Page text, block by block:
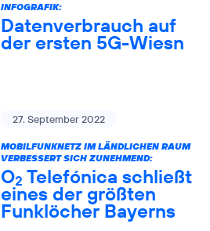
INFOGRAFIK:
Datenverbrauch auf
der ersten 5G-Wiesn
27. September 2022
MOBILFUNKNETZ IM LÄNDLICHEN RAUM
VERBESSERT SICH ZUNEHMEND:
O2 Telefónica schließt
eines der größten
Funklöcher Bayerns